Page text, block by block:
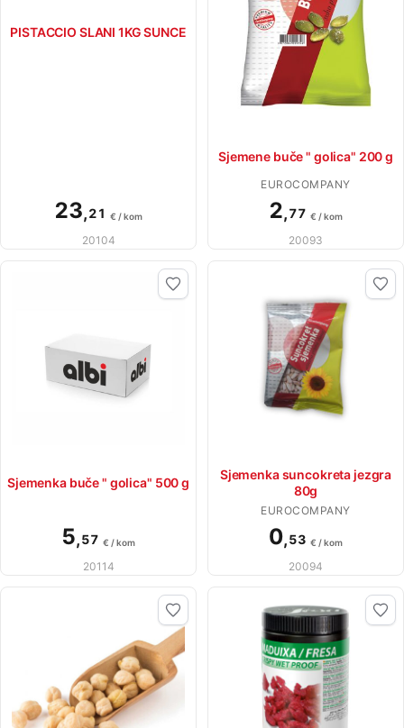
PISTACCIO SLANI 1KG SUNCE
23,21 € / kom
20104
Sjemene buče " golica" 200 g
EUROCOMPANY
2,77 € / kom
20093
Sjemenka buče " golica" 500 g
5,57 € / kom
20114
Sjemenka suncokreta jezgra
80g
EUROCOMPANY
0,53 € / kom
20094